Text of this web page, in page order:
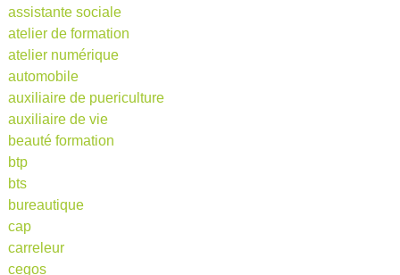
assistante sociale
atelier de formation
atelier numérique
automobile
auxiliaire de puericulture
auxiliaire de vie
beauté formation
btp
bts
bureautique
cap
carreleur
cegos